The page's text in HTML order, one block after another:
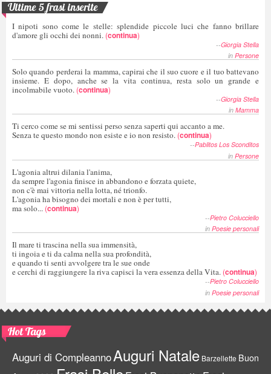
Ultime 5 frasi inserite
I nipoti sono come le stelle: splendide piccole luci che fanno brillare
d'amore gli occhi dei nonni. (continua)
--Giorgia Stella
in Persone
Solo quando perderai la mamma, capirai che il suo cuore e il tuo battevano
insieme. E dopo, anche se la vita continua, resta solo un grande e
incolmabile vuoto. (continua)
--Giorgia Stella
in Mamma
Ti cerco come se mi sentissi perso senza saperti qui accanto a me.
Senza te questo mondo non esiste e io non resisto. (continua)
--Pablitos Los Sconditos
in Persone
L'agonia altrui dilania l'anima,
da sempre l'agonia finisce in abbandono e forzata quiete,
non c'è mai vittoria nella lotta, né trionfo.
L'agonia ha bisogno dei mortali e non è per tutti,
ma solo... (continua)
--Pietro Colucciello
in Poesie personali
Il mare ti trascina nella sua immensità,
ti ingoia e ti da calma nella sua profondità,
e quando ti senti avvolgere tra le sue onde
e cerchi di raggiungere la riva capisci la vera essenza della Vita. (continua)
--Pietro Colucciello
in Poesie personali
Hot Tags
Auguri di CompleannoAuguri Natale Barzellette Buon